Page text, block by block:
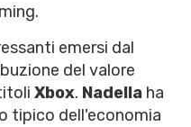
emersi dal
del valore
Xbox. Nadella ha
tipico dell'economia